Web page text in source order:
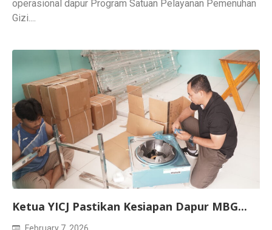
operasional dapur Program Satuan Pelayanan Pemenuhan
Gizi....
Ketua YICJ Pastikan Kesiapan Dapur MBG...